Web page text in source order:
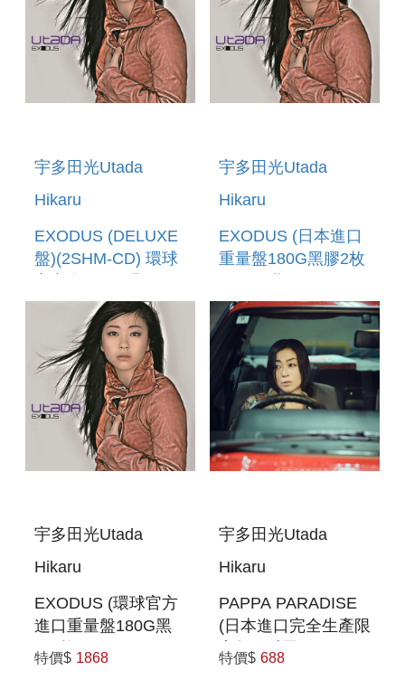
宇多田光Utada
Hikaru
EXODUS (DELUXE
盤)(2SHM-CD) 環球
6/12 12:00止)
宇多田光Utada
Hikaru
EXODUS (日本進口
重量盤180G黑膠2枚
12:00止)
宇多田光Utada
Hikaru
EXODUS (環球官方
進口重量盤180G黑
膠2枚組)
特價$ 1868
宇多田光Utada
Hikaru
PAPPA PARADISE
(日本進口完全生產限
定盤(7吋黑膠LP))
特價$ 688